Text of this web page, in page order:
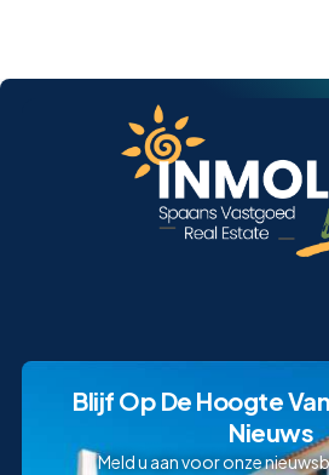
Blijf Op De Hoogte
Nieuws
Meld u aan voor onze